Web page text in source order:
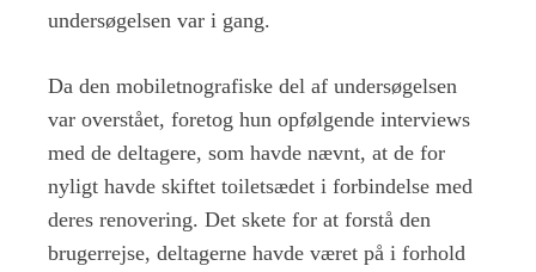
undersøgelsen var i gang.
Da den mobiletnografiske del af undersøgelsen
var overstået, foretog hun opfølgende interviews
med de deltagere, som havde nævnt, at de for
nyligt havde skiftet toiletsædet i forbindelse med
deres renovering. Det skete for at forstå den
brugerrejse, deltagerne havde været på i forhold